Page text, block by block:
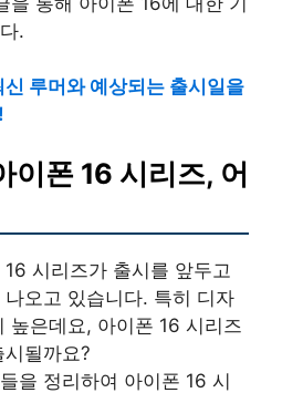
.
루머와 예상되는 출시일을
이폰 16 시리즈, 어
시리즈가 출시를 앞두고
오고 있습니다. 특히 디자
높은데요, 아이폰 16 시리즈
될까요?
을 정리하여 아이폰 16 시